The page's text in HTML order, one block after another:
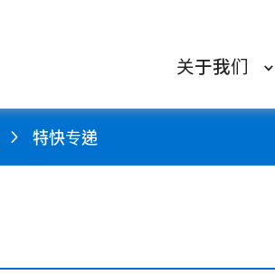
关于我们
特快专递